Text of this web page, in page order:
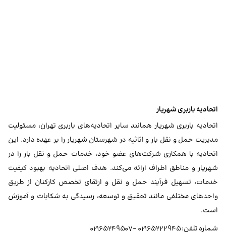
اتحادیه باربری شهریار
اتحادیه باربری شهریار همانند سایر اتحادیه‌های باربری تهران، مسئولیت
مدیریت حمل و نقل بار و اثاثیه در شهرستان شهریار را بر عهده دارد. این
اتحادیه با همکاری شرکت‌های عضو خود، خدمات حمل و نقل بار را در
شهریار و مناطق اطراف ارائه می‌کند. هدف اصلی اتحادیه بهبود کیفیت
خدمات، تسهیل فرآیند حمل و نقل و ارتقای تخصص کارکنان از طریق
واحدهای مختلفی مانند تحقیق و توسعه، رسیدگی به شکایات و آموزش
است.
شماره تلفن: ۰۲۱۶۵۲۲۲۹۴۵ – ۰۲۱۶۵۲۴۹۵۰۷